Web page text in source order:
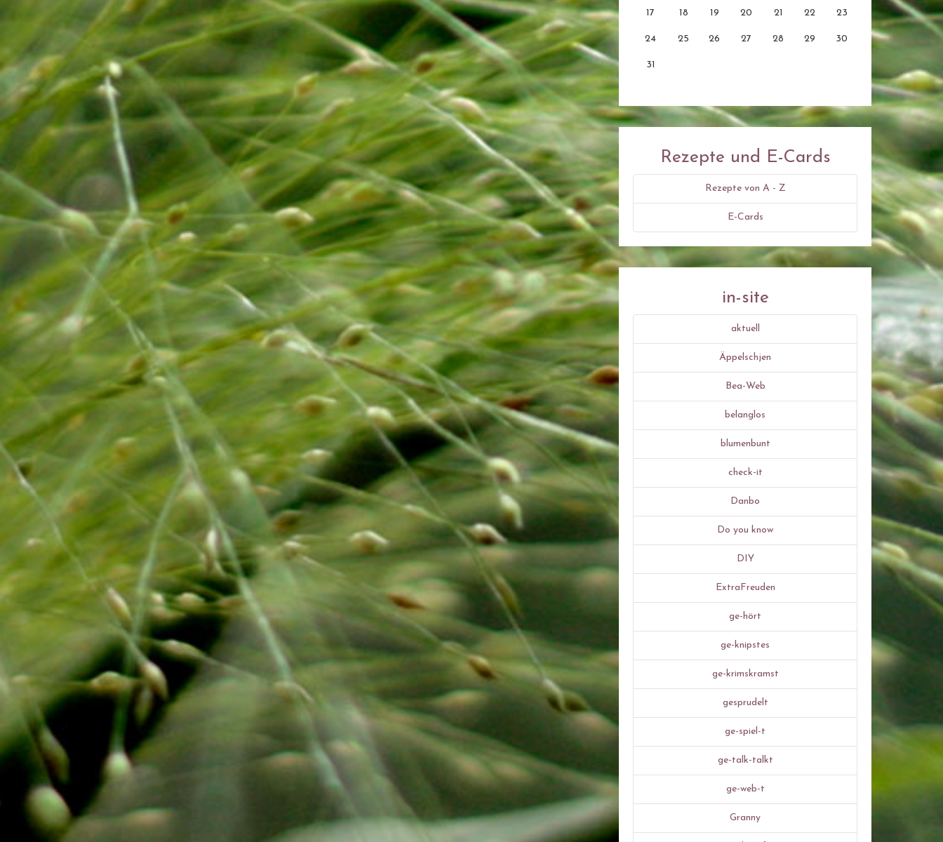
17 18 19 20 21 22 23
24 25 26 27 28 29 30
31
Rezepte und E-Cards
Rezepte von A - Z
E-Cards
in-site
aktuell
Äppelschjen
Bea-Web
belanglos
blumenbunt
check-it
Danbo
Do you know
DIY
ExtraFreuden
ge-hört
ge-knipstes
ge-krimskramst
gesprudelt
ge-spiel-t
ge-talk-talkt
ge-web-t
Granny